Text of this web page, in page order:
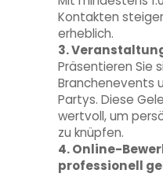
Kontakten
erheblich.
3.
Präsentieren Sie
Branchenevents
Partys. Diese
wertvoll, um
zu knüpfen.
4. Online-
professionell